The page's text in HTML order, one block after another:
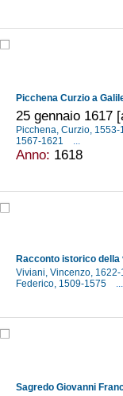
Picchena Curzio a
25 gennaio 1617
Picchena, Curzio,
1567-1621
Anno: 1618
Viviani, Vincenzo,
Federico, 1509-1575
...
Sagredo Giovanni